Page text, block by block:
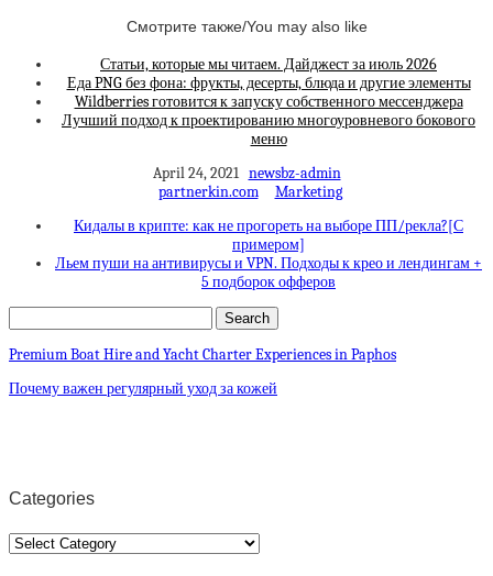
Смотрите также/You may also like
Статьи, которые мы читаем. Дайджест за июль 2026
Еда PNG без фона: фрукты, десерты, блюда и другие элементы
Wildberries готовится к запуску собственного мессенджера
Лучший подход к проектированию многоуровневого бокового
меню
April 24, 2021 newsbz-admin
partnerkin.com
Marketing
Кидалы в крипте: как не прогореть на выборе ПП/рекла?[С
примером]
Льем пуши на антивирусы и VPN. Подходы к крео и лендингам +
5 подборок офферов
Premium Boat Hire and Yacht Charter Experiences in Paphos
Почему важен регулярный уход за кожей
Categories
Categories